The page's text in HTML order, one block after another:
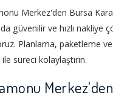
Merkez'den Bursa
güvenilir ve hızlı nakliye
Planlama, paketleme
süreci kolaylaştırın.